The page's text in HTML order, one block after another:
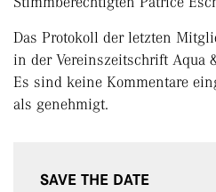
Das Protokoll der letzten
in der Vereinszeitschrift Aqua
Es sind keine Kommentare
als genehmigt.
SAVE THE DATE